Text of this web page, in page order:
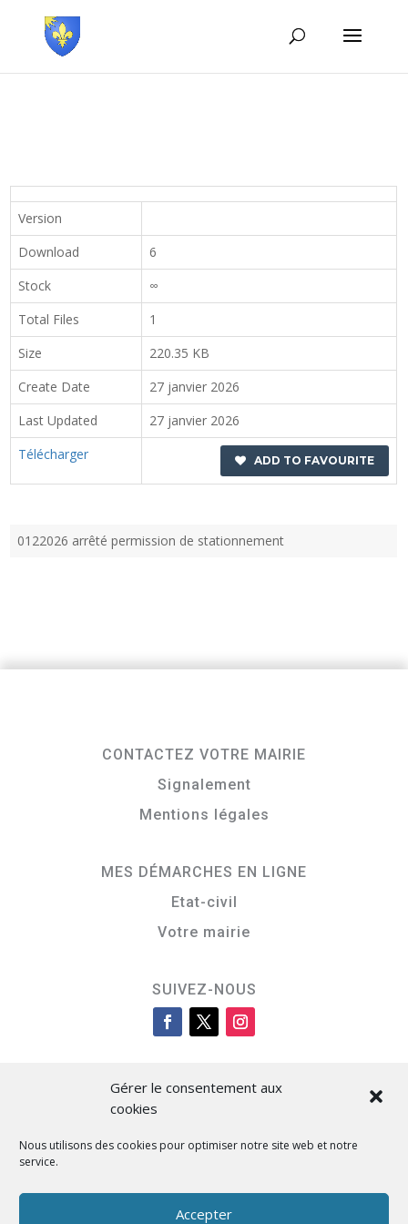
Gérer le consentement aux
cookies
Nous utilisons des cookies pour optimiser notre site web et notre
service.
Accepter
Version
Download
6
Stock
∞
Total Files
1
Size
220.35 KB
Create Date
27 janvier 2026
Last Updated
27 janvier 2026
Télécharger
ADD TO FAVOURITE
0122026 arrêté permission de stationnement
CONTACTEZ VOTRE MAIRIE
Signalement
Mentions légales
MES DÉMARCHES EN LIGNE
Etat-civil
Votre mairie
SUIVEZ-NOUS
Cità di L’Isula